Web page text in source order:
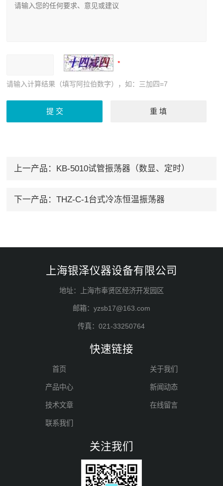
请输入计算结果（填写阿拉伯数字），如：三加四=7
上一产品： KB-5010试管振荡器（数显、定时）
下一产品： THZ-C-1台式冷冻恒温振荡器
上海银泽仪器设备有限公司
地址：上海市奉贤区经济开发园区
邮箱：yzsb17@163.com
传真：021-33250764
快速链接
首页 关于我们
产品中心 新闻动态
技术文章 在线留言
联系我们
关注我们